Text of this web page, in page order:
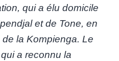
qui a élu domicile
et de Tone, en
la Kompienga. Le
a reconnu la